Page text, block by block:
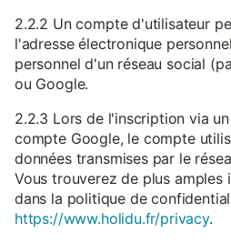
2.2.2 Un compte d'utilisateur
l'adresse électronique
personnel d'un réseau social
ou Google.
2.2.3 Lors de l'inscription via
compte Google, le compte
données transmises par le
Vous trouverez de plus amples
dans la politique de
https://www.holidu.fr/privacy.